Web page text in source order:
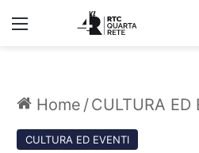
Menu
Home /CULTURA ED
CULTURA ED EVENTI